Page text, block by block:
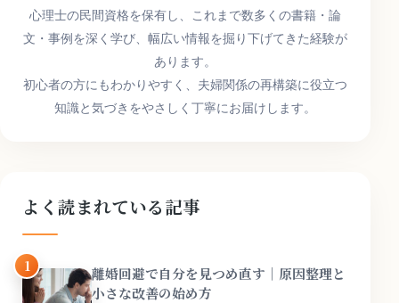
心理士の民間資格を保有し、これまで数多くの書籍・論
文・事例を深く学び、幅広い情報を掘り下げてきた経験が
あります。
初心者の方にもわかりやすく、夫婦関係の再構築に役立つ
知識と気づきをやさしく丁寧にお届けします。
よく読まれている記事
1
離婚回避で自分を見つめ直す｜原因整理と
小さな改善の始め方